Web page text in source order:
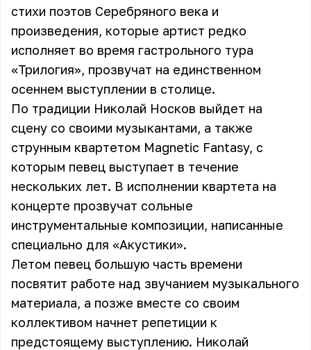
стихи поэтов Серебряного века и
произведения, которые артист редко
исполняет во время гастрольного тура
«Трилогия», прозвучат на единственном
осеннем выступлении в столице.
По традиции Николай Носков выйдет на
сцену со своими музыкантами, а также
струнным квартетом Magnetic Fantasy, с
которым певец выступает в течение
нескольких лет. В исполнении квартета на
концерте прозвучат сольные
инструментальные композиции, написанные
специально для «Акустики».
Летом певец большую часть времени
посвятит работе над звучанием музыкального
материала, а позже вместе со своим
коллективом начнет репетиции к
предстоящему выступлению. Николай